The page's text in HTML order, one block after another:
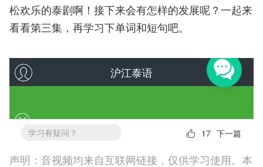
松欢乐的泰剧啊！接下来会有怎样的发展呢？一起来
看看第三集，再学习下单词和短句吧。
声明：音视频均来自互联网链接，仅供学习使用。本